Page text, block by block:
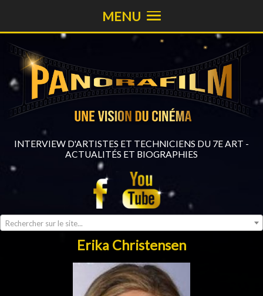
INTERVIEW D'ARTISTES ET TECHNICIENS DU 7E ART -
ACTUALITÉS ET BIOGRAPHIES
Rechercher sur le site...
MENU
Erika Christensen